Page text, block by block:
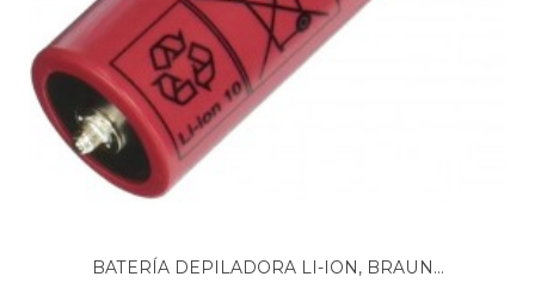
BATERÍA DEPILADORA LI-ION, BRAUN...